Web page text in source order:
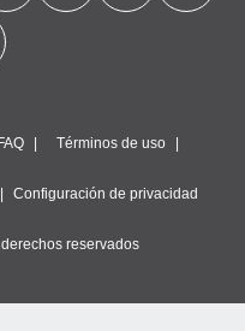
FAQ Términos de uso
Configuración de privacidad
reservados